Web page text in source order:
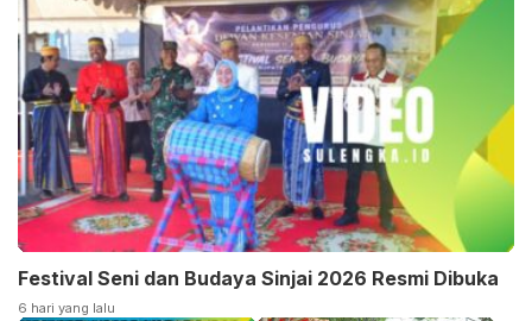
Festival Seni dan Budaya Sinjai 2026 Resmi Dibuka
6 hari yang lalu